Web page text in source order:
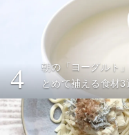
4
朝の「ヨーグルト
とめて補える食材